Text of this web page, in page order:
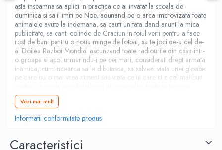
Sa nu razi :((
Drept
Legislatie
Fictiune
Actiune si Aventura
Actiune,aventura
Crime, Thriller, Mistery
Fantasy
Istorica
asta inseamna sa aplici in practica ce ai invatat la scoala de
duminica si sa il imiti pe Noe, adunand pe o arca improvizata toate
animalele avute la indemana, sa cauti un tata dand anunt la mica
publicitate, sa canti colinde de Craciun in toiul verii pentru a face
rost de bani pentru o noua minge de fotbal, sa te joci de-a cel de-
al Doilea Razboi Mondial ascunzand toate radiourile din casa intr-
o groapa si apoi urmarindu-i pe cei mari, considerati drept armata
inamica, cum incearca sa le dibuiasca, sa salvezi viata unei gloabe
pe care nu o mai vrea nimeni sau viata celui care iti e cel mai bun
intotdeauna cu bine, supararile fiind sterse cu niste delicioase
inimioare de gofre pregatite de o matusa buna pentru niste copii
cu inimi de aur.Autoarea norvegiana Maria Parr, multpremiata si
extrem de apreciata in toata lumea, tradusa in mai bine de 15
umor si o sensibilitate unice, reusind sa creeze prin Trille si Lena,
Vezi mai mult
Informatii conformitate produs
Caracteristici